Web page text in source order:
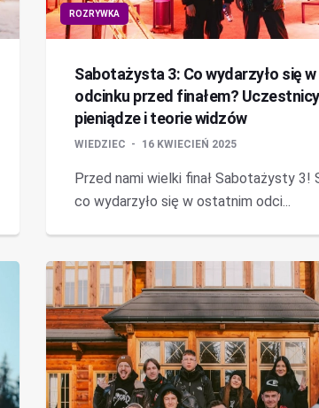
ROZRYWKA
Sabotażysta 3: Co wydarzyło się
odcinku przed finałem?
pieniądze i teorie widzów
WIEDZIEC 16 KWIECIEŃ 2025
Przed nami wielki finał Sabotażysty 3!
co wydarzyło się w ostatnim odci...